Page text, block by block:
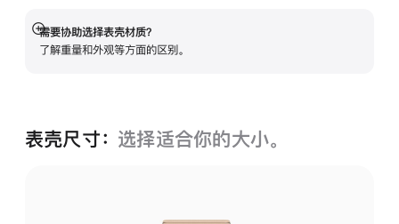
需要协助选择表壳材质？
了解重量和外观等方面的区别。
展
开
表壳尺寸： 选择适合你的大小。